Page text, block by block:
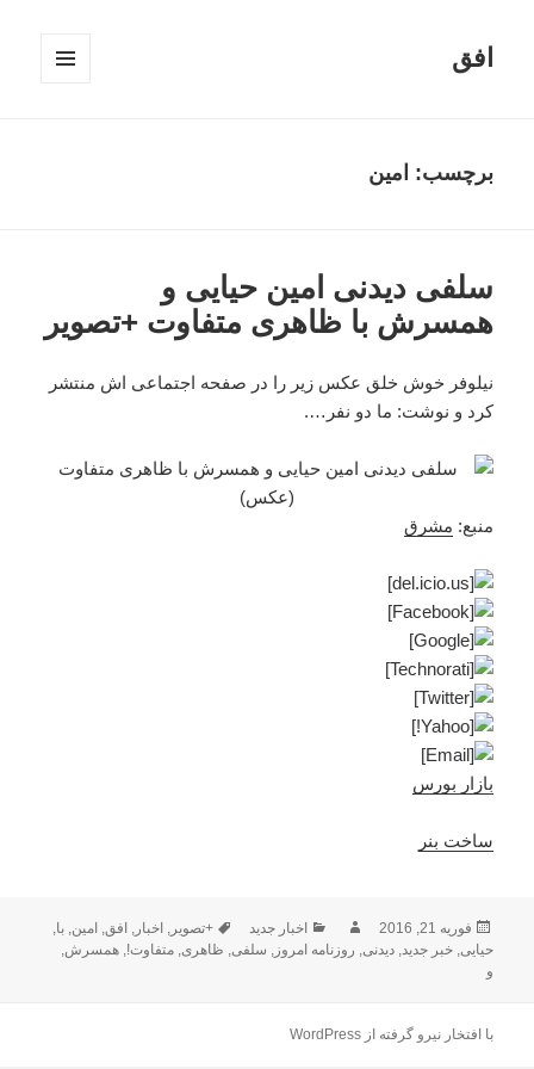
افق
برچسب: امین
سلفی دیدنی امین حیایی و
همسرش با ظاهری متفاوت +تصویر
نیلوفر خوش خلق عکس زیر را در صفحه اجتماعی اش منتشر
کرد و نوشت: ما دو نفر….
منبع: مشرق
بازار بورس
ساخت بنر
ارسال
شده
فوریه 21, 2016 نویسندهدسته‌ها
اخبار جدید برچسب‌ها
+تصویر, اخبار, افق, امین,با,
حیایی,خبر جدید,دیدنی, روزنامه امروز, سلفی, ظاهری,متفاوت!,همسرش,
و
با افتخار نیرو گرفته از WordPress